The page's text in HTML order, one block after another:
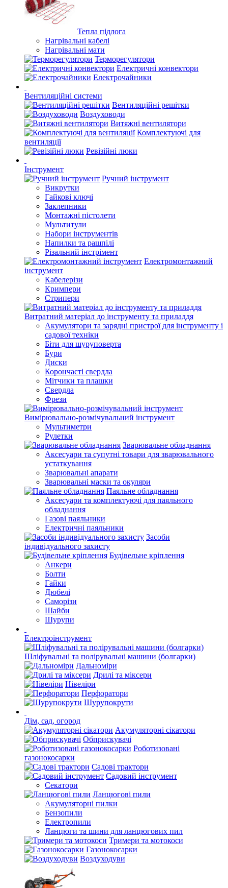
Тепла підлога
Нагрівальні кабелі
Нагрівальні мати
Терморегулятори
Електричні конвектори
Електрочайники
Вентиляційні системи
Вентиляційні решітки
Воздуховоди
Витяжні вентилятори
Комплектуючі для
вентиляції
Ревізійні люки
Інструмент
Ручний інструмент
Викрутки
Гайкові ключі
Заклепники
Монтажні пістолети
Мультитули
Набори інструментів
Напилки та рашпілі
Різальний інстрімент
Електромонтажний
інструмент
Кабелерізи
Кримпери
Стрипери
Витратний матеріал до інструменту та приладдя
Акумулятори та зарядні пристрої для інструменту і
садової техніки
Біти для шуруповерта
Бури
Диски
Корончасті свердла
Мітчики та плашки
Свердла
Фрези
Вимірювально-розмічувальний інструмент
Мультиметри
Рулетки
Зварювальне обладнання
Аксесуари та супутні товари для зварювального
устаткування
Зварювальні апарати
Зварювальні маски та окуляри
Паяльне обладнання
Аксесуари та комплектуючі для паяльного
обладнання
Газові паяльники
Електричні паяльники
Засоби
індивідуального захисту
Будівельне кріплення
Анкери
Болти
Гайки
Дюбелі
Саморізи
Шайби
Шурупи
Електроінструмент
Шліфувальні та полірувальні машини (болгарки)
Дальноміри
Дрилі та міксери
Нівеліри
Перфоратори
Шурупокрути
Дім, сад, огород
Акумуляторні сікатори
Обприскувачі
Роботизовані
газонокосарки
Садові трактори
Садовий інструмент
Секатори
Ланцюгові пили
Акумуляторні пилки
Бензопили
Електропили
Ланцюги та шини для ланцюгових пил
Тримери та мотокоси
Газонокосарки
Воздуходуви